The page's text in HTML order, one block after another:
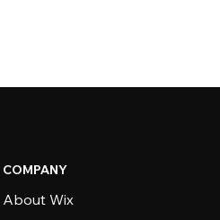
COMPANY
About Wix